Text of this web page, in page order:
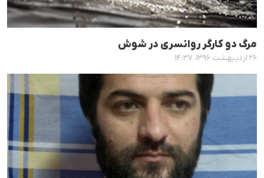
مرگ دو کارگر روانسری در شوش
۲۶ اردیبهشت ۱۳۹۶، ۱۴:۳۷